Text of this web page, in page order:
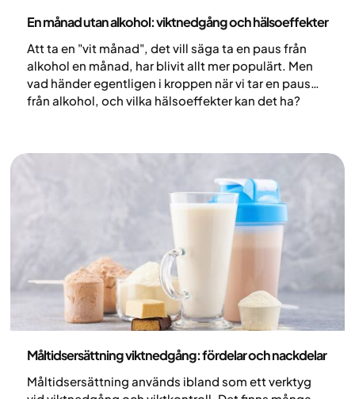
En månad utan alkohol: viktnedgång och hälsoeffekter
Att ta en "vit månad", det vill säga ta en paus från
alkohol en månad, har blivit allt mer populärt. Men
vad händer egentligen i kroppen när vi tar en paus
från alkohol, och vilka hälsoeffekter kan det ha?
Måltidsersättning viktnedgång: fördelar och nackdelar
Måltidsersättning används ibland som ett verktyg